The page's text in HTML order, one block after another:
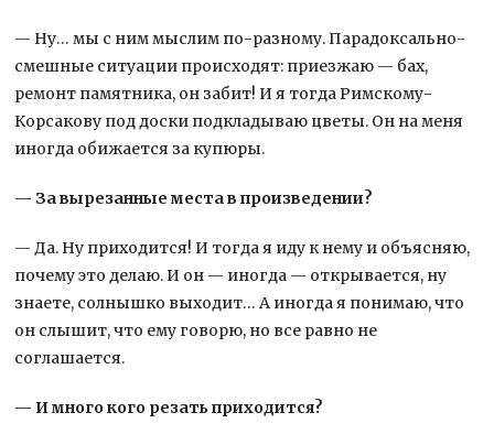
— Ну… мы с ним мыслим по-разному. Парадоксально-
смешные ситуации происходят: приезжаю — бах,
ремонт памятника, он забит! И я тогда Римскому-
Корсакову под доски подкладываю цветы. Он на меня
иногда обижается за купюры.
— За вырезанные места в произ­ведении?
— Да. Ну приходится! И тогда я иду к нему и объясняю,
почему это делаю. И он — иногда — открывается, ну
знаете, солнышко выходит… А иногда я понимаю, что
он слышит, что ему говорю, но все равно не
соглашается.
— И много кого резать приходится?